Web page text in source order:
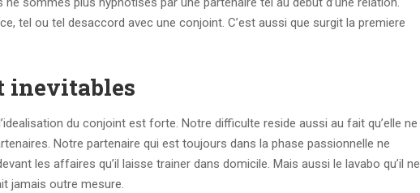
tel ou tel desaccord avec une conjoint. C’est aussi que surgit la premiere
inevitables
du conjoint est forte. Notre difficulte reside aussi au fait qu’elle ne
Notre partenaire qui est toujours dans la phase passionnelle ne
les affaires qu’il laisse trainer dans domicile. Mais aussi le lavabo qu’il ne
jamais outre mesure.